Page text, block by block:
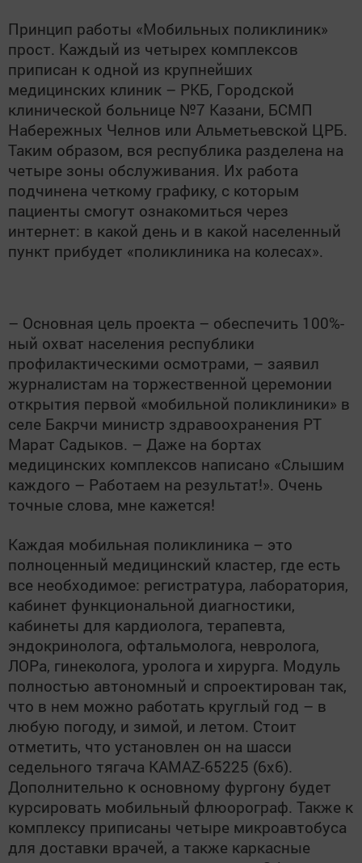
Принцип работы «Мобильных поликлиник»
прост. Каждый из четырех комплексов
приписан к одной из крупнейших
медицинских клиник – РКБ, Городской
клинической больнице №7 Казани, БСМП
Набережных Челнов или Альметьевской ЦРБ.
Таким образом, вся республика разделена на
четыре зоны обслуживания. Их работа
подчинена четкому графику, с которым
пациенты смогут ознакомиться через
интернет: в какой день и в какой населенный
пункт прибудет «поликлиника на колесах».
– Основная цель проекта – обеспечить 100%-
ный охват населения республики
профилактическими осмотрами, – заявил
журналистам на торжественной церемонии
открытия первой «мобильной поликлиники» в
селе Бакрчи министр здравоохранения РТ
Марат Садыков. – Даже на бортах
медицинских комплексов написано «Слышим
каждого – Работаем на результат!». Очень
точные слова, мне кажется!
Каждая мобильная поликлиника – это
полноценный медицинский кластер, где есть
все необходимое: регистратура, лаборатория,
кабинет функциональной диагностики,
кабинеты для кардиолога, терапевта,
эндокринолога, офтальмолога, невролога,
ЛОРа, гинеколога, уролога и хирурга. Модуль
полностью автономный и спроектирован так,
что в нем можно работать круглый год – в
любую погоду, и зимой, и летом. Стоит
отметить, что установлен он на шасси
седельного тягача KAMAZ-65225 (6x6).
Дополнительно к основному фургону будет
курсировать мобильный флюорограф. Также к
комплексу приписаны четыре микроавтобуса
для доставки врачей, а также каркасные